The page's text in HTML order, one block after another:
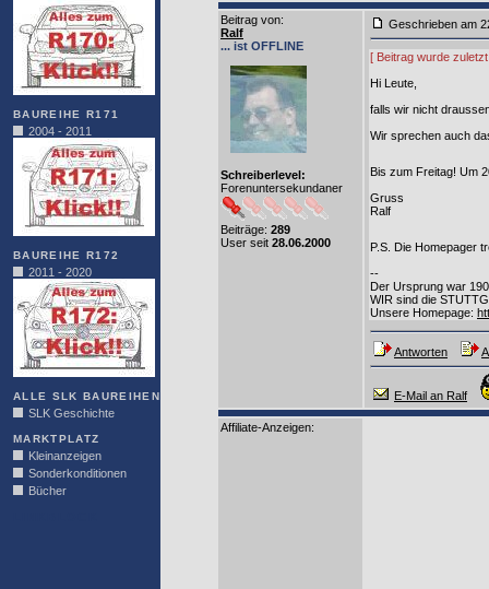
BAUREIHE R171
2004 - 2011
BAUREIHE R172
2011 - 2020
ALLE SLK BAUREIHEN
SLK Geschichte
MARKTPLATZ
Kleinanzeigen
Sonderkonditionen
Bücher
Beitrag von:
Ralf
... ist OFFLINE
Schreiberlevel:
Forenuntersekundaner
Beiträge: 289
User seit 28.06.2000
Geschrieben
[ Beitrag wurde
Hi Leute,
falls wir nicht
Wir sprechen auch
Bis zum Freitag! Um
Gruss
Ralf
P.S. Die Homepager
--
Der Ursprung war
WIR sind die
Unsere Homepage:
Antworten
E-Mail an Ralf
Affiliate-Anzeigen: